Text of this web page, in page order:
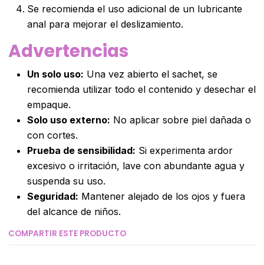
Se recomienda el uso adicional de un lubricante
anal para mejorar el deslizamiento.
Advertencias
Un solo uso: Una vez abierto el sachet, se
recomienda utilizar todo el contenido y desechar el
empaque.
Solo uso externo: No aplicar sobre piel dañada o
con cortes.
Prueba de sensibilidad: Si experimenta ardor
excesivo o irritación, lave con abundante agua y
suspenda su uso.
Seguridad: Mantener alejado de los ojos y fuera
del alcance de niños.
COMPARTIR ESTE PRODUCTO